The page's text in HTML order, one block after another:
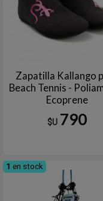
Zapatilla Kallango
Beach Tennis -
Ecoprene
$U 790
1 en stock